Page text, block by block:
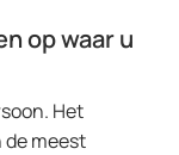
op waar u
Het
meest